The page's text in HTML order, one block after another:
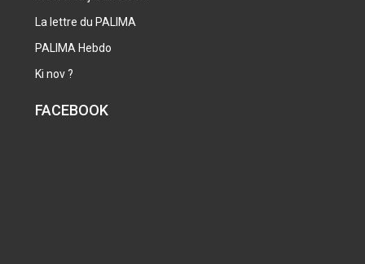
La lettre du PALIMA
PALIMA Hebdo
Ki nov ?
FACEBOOK